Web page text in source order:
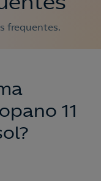
frequentes.
11